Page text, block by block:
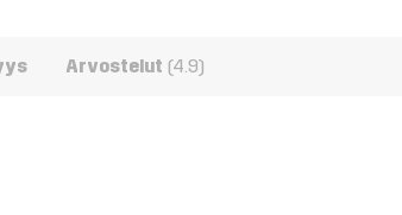
Arvostelut (4.9)